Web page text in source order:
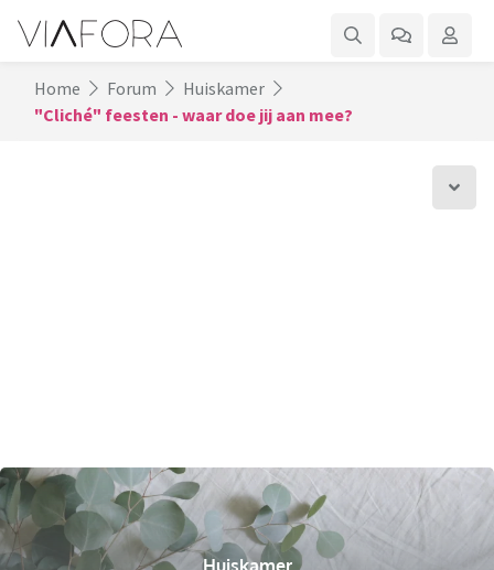
Home Forum
Huiskamer
"Cliché" feesten - waar doe jij aan mee?